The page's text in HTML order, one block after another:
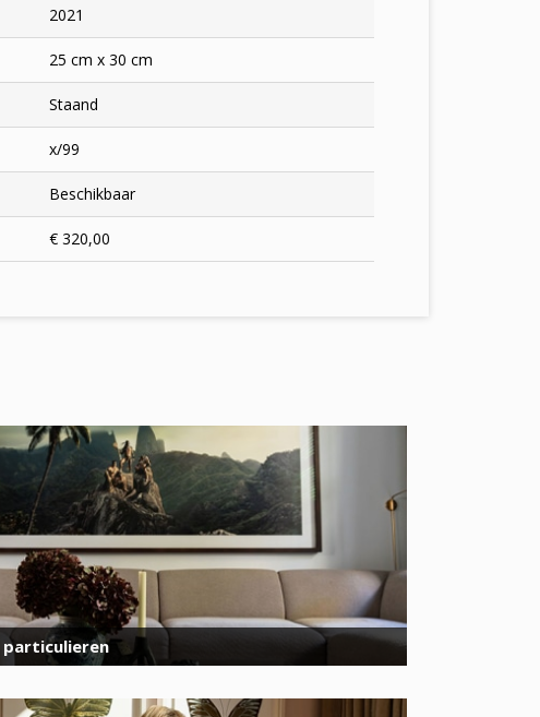
2021
25 cm x 30 cm
Staand
x/99
Beschikbaar
€ 320,00